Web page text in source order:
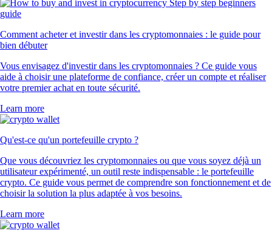
Comment acheter et investir dans les cryptomonnaies : le guide pour
bien débuter
Vous envisagez d'investir dans les cryptomonnaies ? Ce guide vous
aide à choisir une plateforme de confiance, créer un compte et réaliser
votre premier achat en toute sécurité.
Learn more
Qu'est-ce qu'un portefeuille crypto ?
Que vous découvriez les cryptomonnaies ou que vous soyez déjà un
utilisateur expérimenté, un outil reste indispensable : le portefeuille
crypto. Ce guide vous permet de comprendre son fonctionnement et de
choisir la solution la plus adaptée à vos besoins.
Learn more